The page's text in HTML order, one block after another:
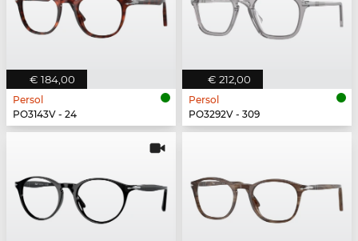
€ 184,00
Persol
PO3143V - 24
€ 212,00
Persol
PO3292V - 309